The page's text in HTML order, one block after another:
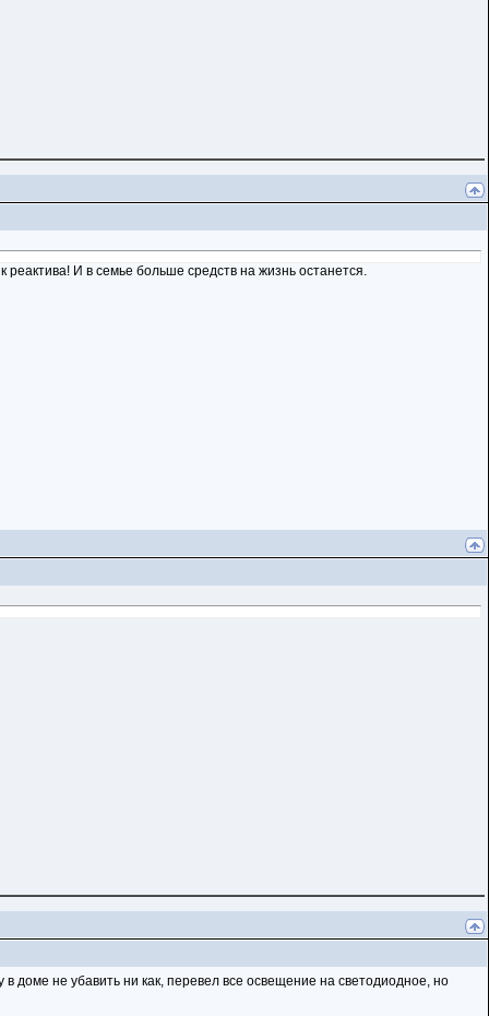
реактива! И в семье больше средств на жизнь останется.
доме не убавить ни как, перевел все освещение на светодиодное, но